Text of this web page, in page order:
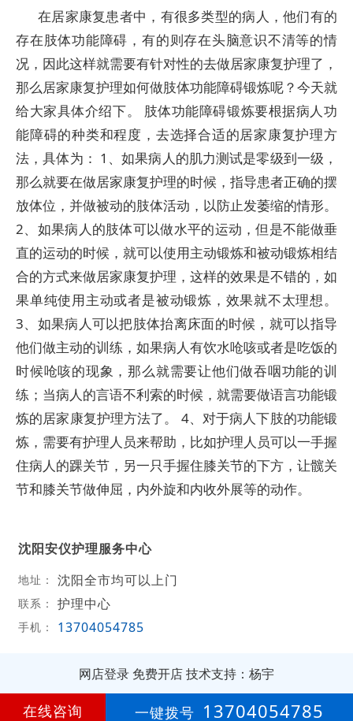
在居家康复患者中，有很多类型的病人，他们有的
存在肢体功能障碍，有的则存在头脑意识不清等的情
况，因此这样就需要有针对性的去做居家康复护理了，
那么居家康复护理如何做肢体功能障碍锻炼呢？今天就
给大家具体介绍下。 肢体功能障碍锻炼要根据病人功
能障碍的种类和程度，去选择合适的居家康复护理方
法，具体为： 1、如果病人的肌力测试是零级到一级，
那么就要在做居家康复护理的时候，指导患者正确的摆
放体位，并做被动的肢体活动，以防止发萎缩的情形。
2、如果病人的肢体可以做水平的运动，但是不能做垂
直的运动的时候，就可以使用主动锻炼和被动锻炼相结
合的方式来做居家康复护理，这样的效果是不错的，如
果单纯使用主动或者是被动锻炼，效果就不太理想。
3、如果病人可以把肢体抬离床面的时候，就可以指导
他们做主动的训练，如果病人有饮水呛咳或者是吃饭的
时候呛咳的现象，那么就需要让他们做吞咽功能的训
练；当病人的言语不利索的时候，就需要做语言功能锻
炼的居家康复护理方法了。 4、对于病人下肢的功能锻
炼，需要有护理人员来帮助，比如护理人员可以一手握
住病人的踝关节，另一只手握住膝关节的下方，让髋关
节和膝关节做伸屈，内外旋和内收外展等的动作。
沈阳安仪护理服务中心
地址： 沈阳全市均可以上门
联系： 护理中心
手机： 13704054785
网店登录 免费开店技术支持：杨宇
第8年
在线咨询 一键拨号 13704054785